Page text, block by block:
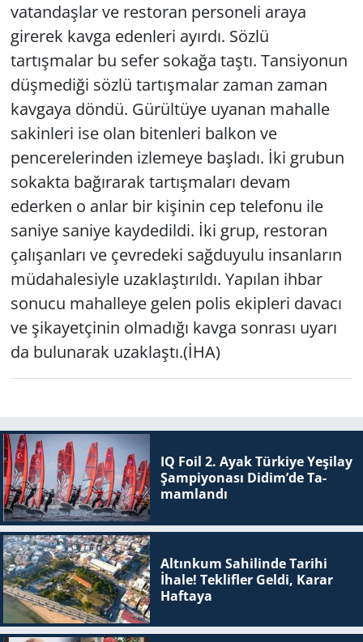
vatandaşlar ve restoran personeli araya
girerek kavga edenleri ayırdı. Sözlü
tartışmalar bu sefer sokağa taştı. Tansiyonun
düşmediği sözlü tartışmalar zaman zaman
kavgaya döndü. Gürültüye uyanan mahalle
sakinleri ise olan bitenleri balkon ve
pencerelerinden izlemeye başladı. İki grubun
sokakta bağırarak tartışmaları devam
ederken o anlar bir kişinin cep telefonu ile
saniye saniye kaydedildi. İki grup, restoran
çalışanları ve çevredeki sağduyulu insanların
müdahalesiyle uzaklaştırıldı. Yapılan ihbar
sonucu mahalleye gelen polis ekipleri davacı
ve şikayetçinin olmadığı kavga sonrası uyarı
da bulunarak uzaklaştı.(İHA)
IQ Foil 2. Ayak Tür­ki­ye Ye­şi­lay
Şam­pi­yo­na­sı Didim’de Ta­
mam­lan­dı
Altınkum Sahilinde Tarihi
İhale! Teklifler Geldi, Karar
Haftaya